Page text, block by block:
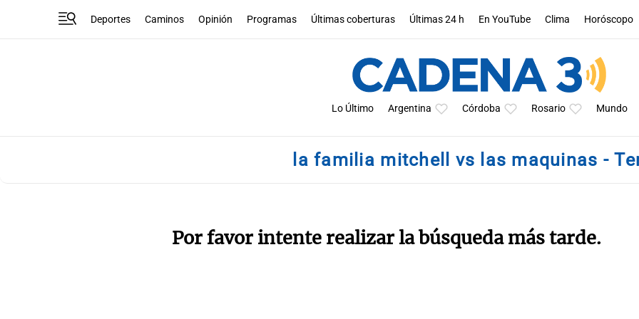
Deportes Caminos Opinión Programas Últimas coberturas Últimas 24 h En YouTube Clima Horóscopo
Lo Último Argentina Córdoba Rosario Mundo
la familia mitchell vs las maquinas -
Por favor intente realizar la búsqueda más tarde.